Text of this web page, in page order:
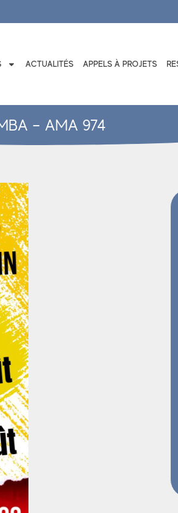
ACTUALITÉS APPELS À PROJETS
– AMA 974